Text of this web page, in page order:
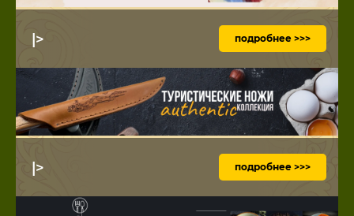
|> подробнее >>>
|> подробнее >>>